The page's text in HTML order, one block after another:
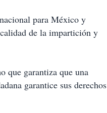
para México y
de la impartición y
que garantiza que una
garantice sus derechos